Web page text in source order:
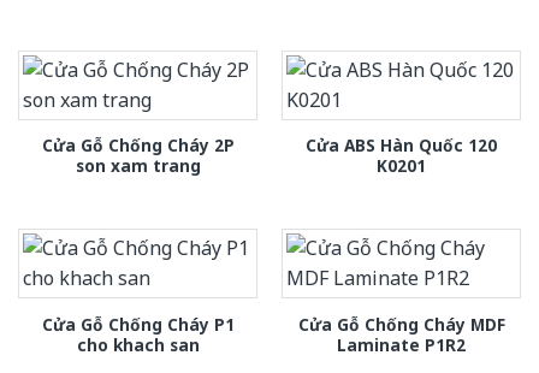
Cửa Gỗ Chống Cháy 2P
son xam trang
Cửa ABS Hàn Quốc 120
K0201
Cửa Gỗ Chống Cháy P1
cho khach san
Cửa Gỗ Chống Cháy MDF
Laminate P1R2